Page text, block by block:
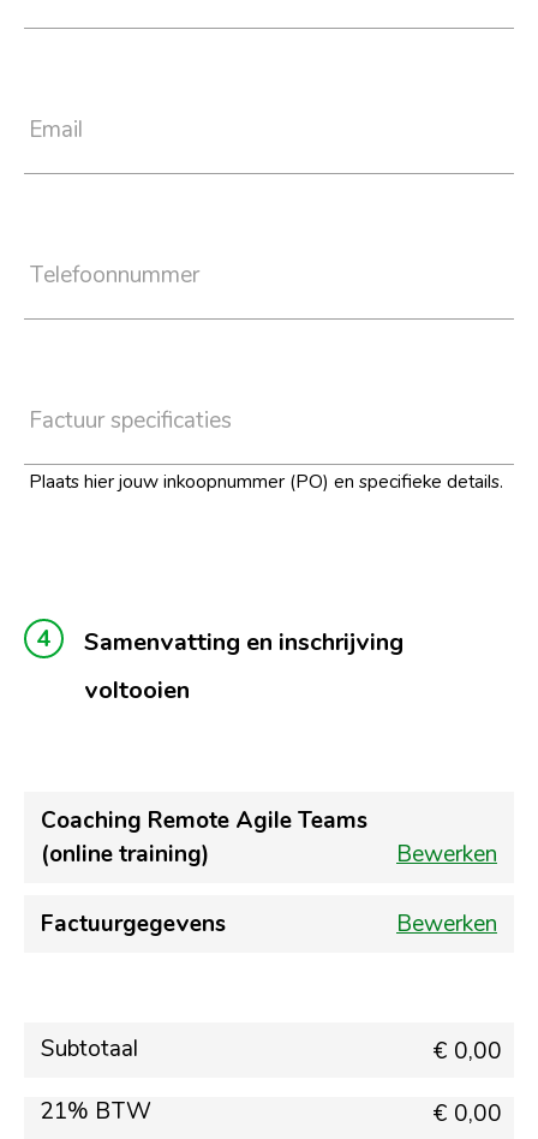
Email
Telefoonnummer
Factuur specificaties
Plaats hier jouw inkoopnummer (PO) en specifieke details.
Samenvatting en inschrijving
voltooien
Coaching Remote Agile Teams
(online training)
Bewerken
Factuurgegevens Bewerken
Subtotaal
€ 0,00
21% BTW
€ 0,00